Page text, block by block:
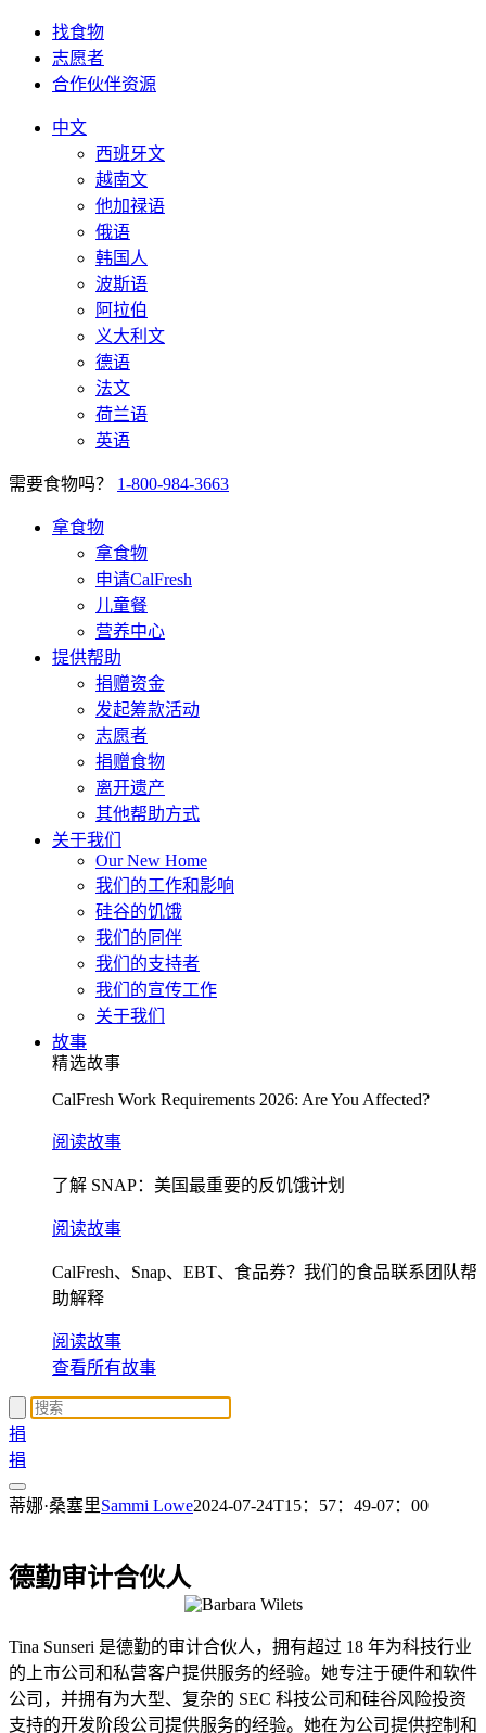
找食物
志愿者
合作伙伴资源
中文
西班牙文
越南文
他加禄语
俄语
韩国人
波斯语
阿拉伯
义大利文
德语
法文
荷兰语
英语
需要食物吗？ 1-800-984-3663
拿食物
拿食物
申请CalFresh
儿童餐
营养中心
提供帮助
捐赠资金
发起筹款活动
志愿者
捐赠食物
离开遗产
其他帮助方式
关于我们
Our New Home
我们的工作和影响
硅谷的饥饿
我们的同伴
我们的支持者
我们的宣传工作
关于我们
故事
精选故事
CalFresh Work Requirements 2026: Are You Affected?
阅读故事
了解 SNAP：美国最重要的反饥饿计划
阅读故事
CalFresh、Snap、EBT、食品券？我们的食品联系团队帮
助解释
阅读故事
查看所有故事
捐
捐
蒂娜·桑塞里Sammi Lowe2024-07-24T15：57：49-07：00
德勤审计合伙人
Tina Sunseri 是德勤的审计合伙人，拥有超过 18 年为科技行业
的上市公司和私营客户提供服务的经验。她专注于硬件和软件
公司，并拥有为大型、复杂的 SEC 科技公司和硅谷风险投资
支持的开发阶段公司提供服务的经验。她在为公司提供控制和